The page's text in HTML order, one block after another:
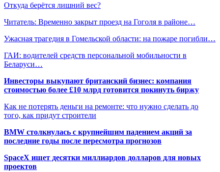
Откуда берётся лишний вес?
Читатель: Временно закрыт проезд на Гоголя в районе…
Ужасная трагедия в Гомельской области: на пожаре погибли…
ГАИ: водителей средств персональной мобильности в
Беларуси…
Инвесторы выкупают британский бизнес: компания
стоимостью более £10 млрд готовится покинуть биржу
Как не потерять деньги на ремонте: что нужно сделать до
того, как придут строители
BMW столкнулась с крупнейшим падением акций за
последние годы после пересмотра прогнозов
SpaceX ищет десятки миллиардов долларов для новых
проектов